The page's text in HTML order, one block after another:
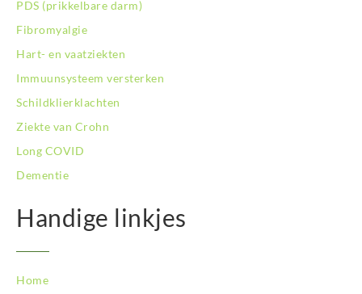
BodySwitch Schiedam
BodySwitch Tiel
BodySwitch Tilburg
BodySwitch Utrecht
BodySwitch Veluwe
BodySwitch Vlaardingen
BodySwitch Wageningen
BodySwitch Zaandam
BodySwitch Zeist
BodySwitch Zoetermeer
PDS (prikkelbare darm)
Fibromyalgie
Hart- en vaatziekten
Immuunsysteem versterken
Schildklierklachten
Ziekte van Crohn
Long COVID
Dementie
Handige linkjes
Home